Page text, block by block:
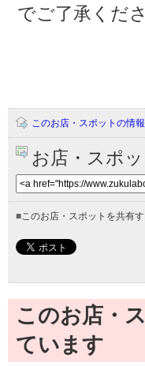
でご了承くださ
このお店・スポットの情
お店・スポ
■このお店・スポットを共有
このお店・
ています